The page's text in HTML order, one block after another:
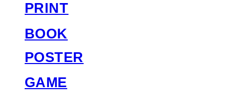
PRINT
BOOK
POSTER
GAME